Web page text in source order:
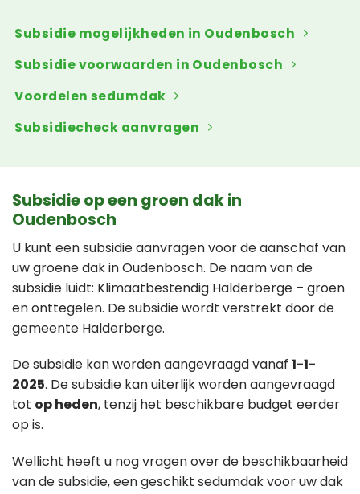
Subsidie mogelijkheden in Oudenbosch
Subsidie voorwaarden in Oudenbosch
Voordelen sedumdak
Subsidiecheck aanvragen
Subsidie op een groen dak in
Oudenbosch
U kunt een subsidie aanvragen voor de aanschaf van
uw groene dak in Oudenbosch. De naam van de
subsidie luidt: Klimaatbestendig Halderberge – groen
en onttegelen. De subsidie wordt verstrekt door de
gemeente Halderberge.
De subsidie kan worden aangevraagd vanaf 1-1-
2025. De subsidie kan uiterlijk worden aangevraagd
tot op heden, tenzij het beschikbare budget eerder
op is.
Wellicht heeft u nog vragen over de beschikbaarheid
van de subsidie, een geschikt sedumdak voor uw dak